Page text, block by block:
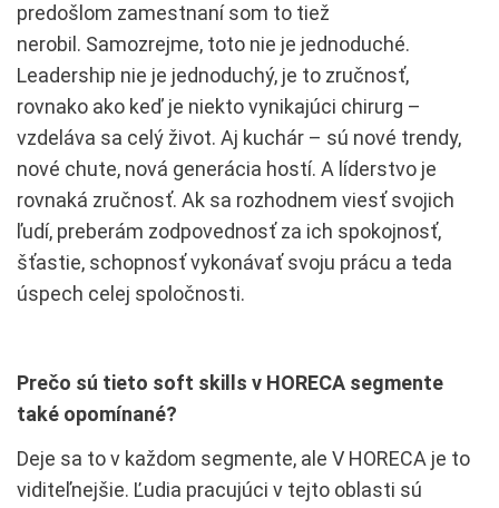
predošlom zamestnaní som to tiež
nerobil. Samozrejme, toto nie je jednoduché.
Leadership nie je jednoduchý, je to zručnosť,
rovnako ako keď je niekto vynikajúci chirurg –
vzdeláva sa celý život. Aj kuchár – sú nové trendy,
nové chute, nová generácia hostí. A líderstvo je
rovnaká zručnosť. Ak sa rozhodnem viesť svojich
ľudí, preberám zodpovednosť za ich spokojnosť,
šťastie, schopnosť vykonávať svoju prácu a teda
úspech celej spoločnosti.
Prečo sú tieto soft skills v HORECA segmente
také opomínané?
Deje sa to v každom segmente, ale V HORECA je to
viditeľnejšie. Ľudia pracujúci v tejto oblasti sú